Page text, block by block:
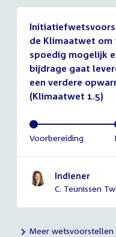
de Klimaatwet om
spoedig mogelijk
bijdrage gaat
een verdere
(Klimaatwet 1.5)
Voltooid:
Voorbereiding
Indiener
C. Teunissen
Meer wetsvoorstellen